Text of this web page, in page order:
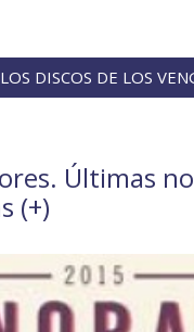
DISCOS DE LOS
Últimas
(+)